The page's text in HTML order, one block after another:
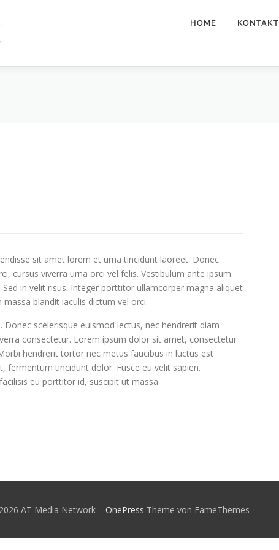
HOME KONTAKT
sit amet lorem et urna tincidunt laoreet. Donec
cursus viverra urna orci vel felis. Vestibulum ante ipsum
in velit risus. Integer porttitor ullamcorper magna aliquet
blandit iaculis dictum vel orci.
scelerisque euismod lectus, nec hendrerit diam
consectetur. Lorem ipsum dolor sit amet, consectetur
hendrerit tortor nec metus faucibus in luctus est
fermentum tincidunt dolor. Fusce eu velit sapien.
eu porttitor id, suscipit ut massa.
AT Media Network – OnePress Theme von FameThemes